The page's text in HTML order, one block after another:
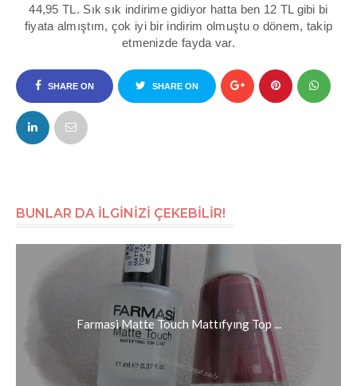
44,95 TL. Sık sık indirime gidiyor hatta ben 12 TL gibi bi
fiyata almıştım, çok iyi bir indirim olmuştu o dönem, takip
etmenizde fayda var.
SHARE ON
FACEBOOK
SHARE ON
BUNLAR DA İLGİNİZİ ÇEKEBİLİR!
Farmasi Matte Touch Mattıfyıng Top ...